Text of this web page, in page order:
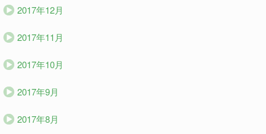
2017年12月
2017年11月
2017年10月
2017年9月
2017年8月